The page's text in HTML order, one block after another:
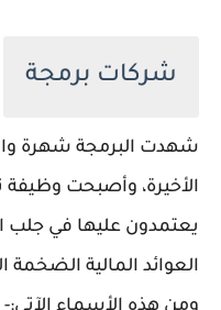
شركات برمجة
شهدت البرمجة شهرة
الأخيرة، وأصبحت وظيفة
يعتمدون عليها في جلب
العوائد المالية